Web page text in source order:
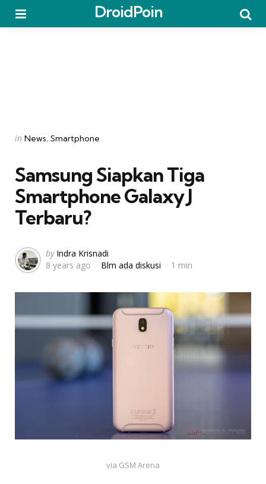
DroidPoin
Categories
Posted
in News Smartphone
Samsung Siapkan Tiga
Smartphone Galaxy J
Terbaru?
Posted
by
by Indra Krisnadi
8 years ago
Blm ada diskusi 1 min
via GSM Arena